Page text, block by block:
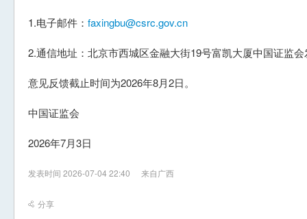
1.电子邮件： faxingbu@csrc.gov.cn
2.通信地址：北京市西城区金融大街19号富凯大厦中国证监
意见反馈截止时间为2026年8月2日。
中国证监会
2026年7月3日
发表时间 2026-07-04 22:40 来自广西
分享